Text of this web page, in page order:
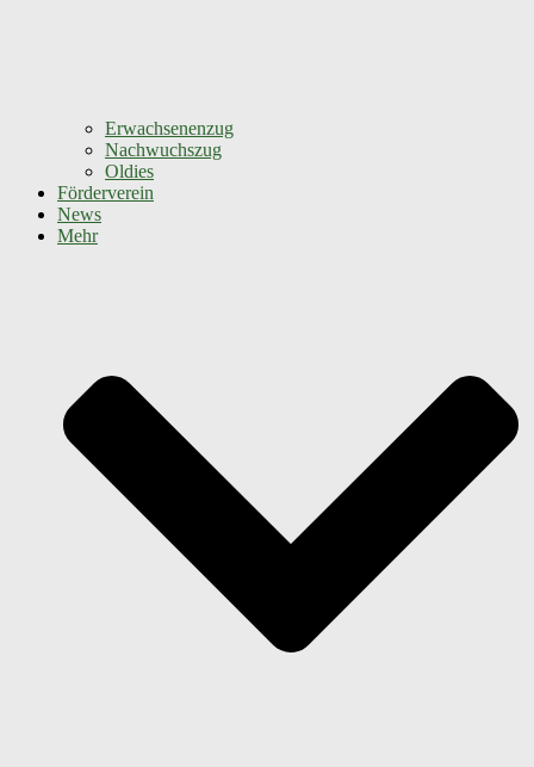
Erwachsenenzug
Nachwuchszug
Oldies
Förderverein
News
Mehr